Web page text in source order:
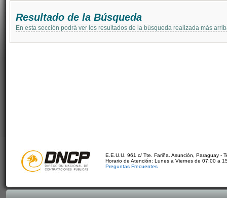
Resultado de la Búsqueda
En esta sección podrá ver los resultados de la búsqueda realizada más
E.E.U.U. 961 c/ Tte. Fariña. Asunción, Paraguay -
Horario de Atención: Lunes a Viernes de 07:00 a
Preguntas Frecuentes